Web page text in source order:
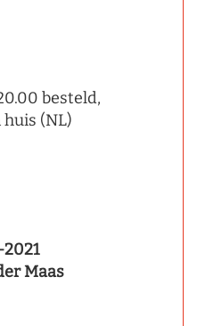
besteld,
(NL)
Maas